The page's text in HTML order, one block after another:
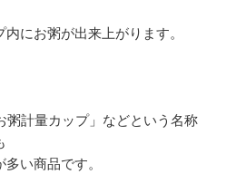
にお粥が出来上がります。
粥計量カップ」などという名称
い商品です。